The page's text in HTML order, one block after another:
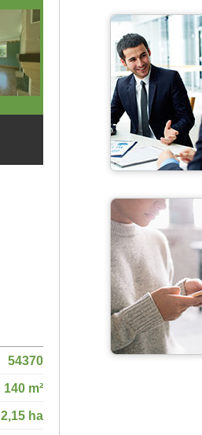
54370
140 m²
2,15 ha